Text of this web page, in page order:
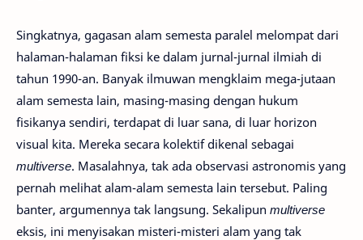
Singkatnya, gagasan alam semesta paralel melompat dari
halaman-halaman fiksi ke dalam jurnal-jurnal ilmiah di
tahun 1990-an. Banyak ilmuwan mengklaim mega-jutaan
alam semesta lain, masing-masing dengan hukum
fisikanya sendiri, terdapat di luar sana, di luar horizon
visual kita. Mereka secara kolektif dikenal sebagai
multiverse. Masalahnya, tak ada observasi astronomis yang
pernah melihat alam-alam semesta lain tersebut. Paling
banter, argumennya tak langsung. Sekalipun multiverse
eksis, ini menyisakan misteri-misteri alam yang tak